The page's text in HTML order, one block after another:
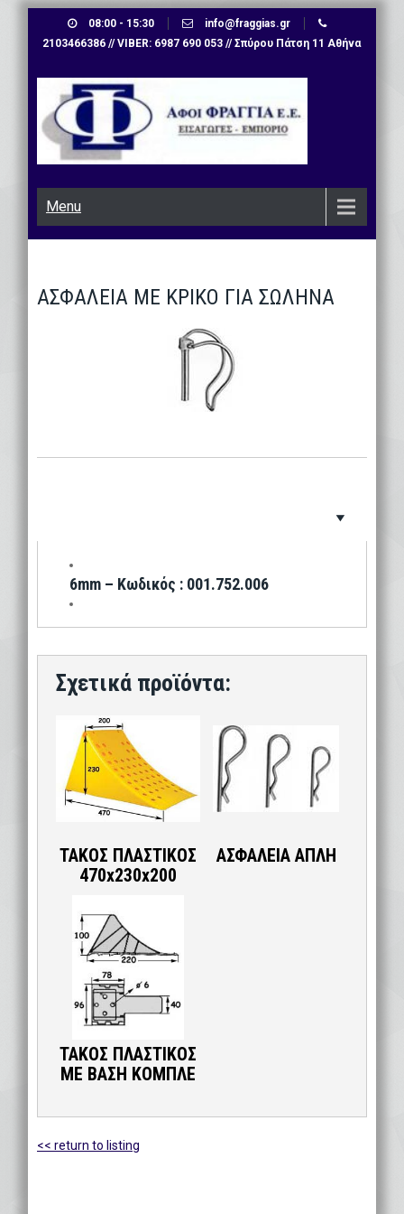
08:00 - 15:30
info@fraggias.gr
2103466386 // VIBER: 6987 690 053 // Σπύρου Πάτση 11 Αθήνα
Menu
ΑΣΦΑΛΕΙΑ ΜΕ ΚΡΙΚΟ ΓΙΑ ΣΩΛΗΝΑ
6mm – Κωδικός : 001.752.006
ΤΑΚΟΣ ΠΛΑΣΤΙΚΟΣ
470x230x200
ΑΣΦΑΛΕΙΑ ΑΠΛΗ
ΤΑΚΟΣ ΠΛΑΣΤΙΚΟΣ
ΜΕ ΒΑΣΗ ΚΟΜΠΛΕ
<< return to listing